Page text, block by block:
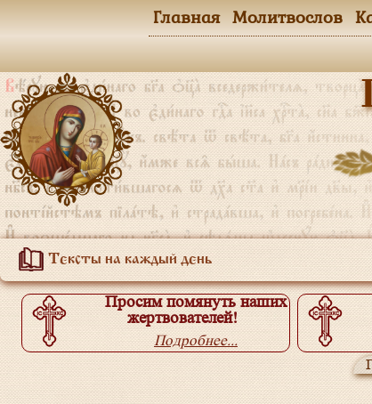
Тексты на каждый день
Главная Молитвослов
Просим помянуть наших
жертвователей!
Подробнее...